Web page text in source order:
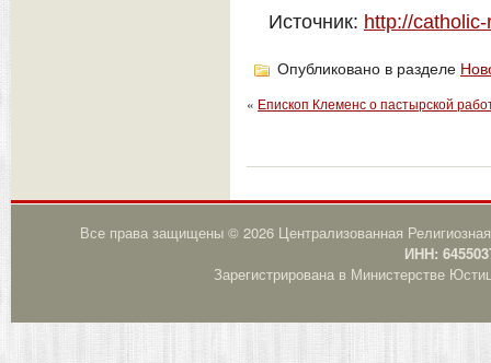
Источник: http://
Опубликовано в разделе
« Епископ Клеменс о пастырской
Все права защищены © 2026 Централизованная
ИНН:
Зарегистрирована в Министерстве